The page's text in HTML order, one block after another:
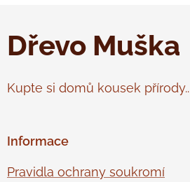
Dřevo Muška
Kupte si domů kousek přírody..
Informace
Pravidla ochrany soukromí